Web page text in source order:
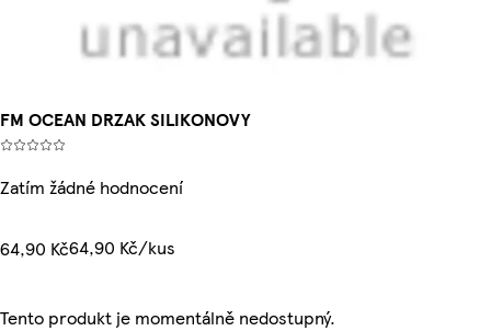
FM OCEAN DRZAK SILIKONOVY
Zatím žádné hodnocení
64,90 Kč64,90 Kč/kus
Tento produkt je momentálně nedostupný.